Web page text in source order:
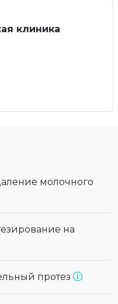
клиника
молочного
на
протез